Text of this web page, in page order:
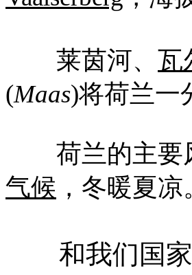
莱茵河、 瓦
(Maas)将荷兰一
荷兰的主要风
气候 ，冬暖夏凉
和我们国家